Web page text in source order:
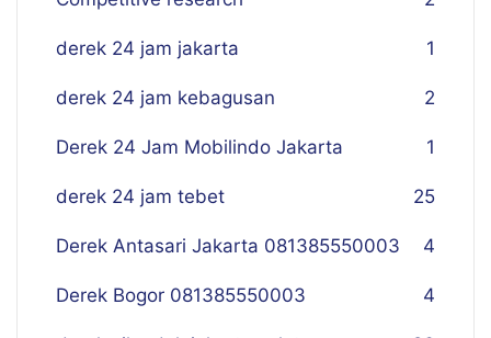
derek 24 jam jakarta 1
derek 24 jam kebagusan 2
Derek 24 Jam Mobilindo Jakarta 1
derek 24 jam tebet 25
Derek Antasari Jakarta 081385550003 4
Derek Bogor 081385550003 4